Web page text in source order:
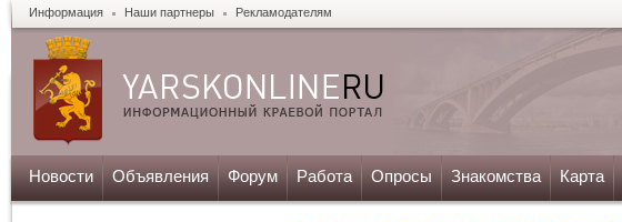
Информация Наши партнеры Рекламодателям
Новости Объявления Форум Работа Опросы Знакомства Карта